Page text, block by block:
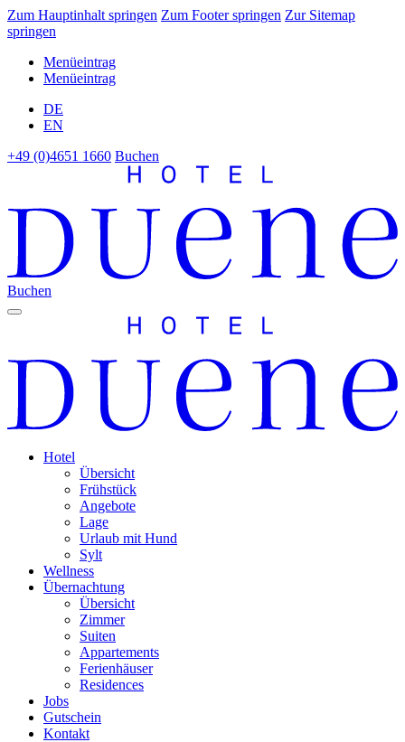
Zum Hauptinhalt springen Zum Footer springen Zur Sitemap
springen
Menüeintrag
Menüeintrag
DE
EN
+49 (0)4651 1660 Buchen
Buchen
Hotel
Übersicht
Frühstück
Angebote
Lage
Urlaub mit Hund
Sylt
Wellness
Übernachtung
Übersicht
Zimmer
Suiten
Appartements
Ferienhäuser
Residences
Jobs
Gutschein
Kontakt